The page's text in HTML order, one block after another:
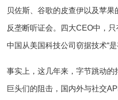
贝佐斯、谷歌的皮查伊以及苹
反垄断听证会。四大CEO中，
中国从美国科技公司窃据技术“是
事实上，这几年来，字节跳动的
巨头们的阻击，国内外与社交